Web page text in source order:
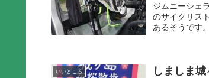
ジムニーシェ
のサイクリス
あるそうです
いいところ しましま